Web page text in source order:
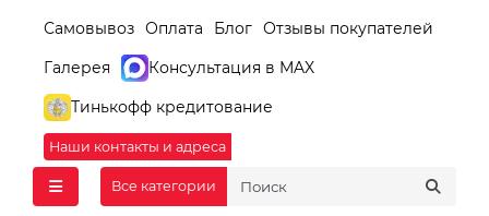
Самовывоз Оплата Блог Отзывы покупателей
Галерея
Консультация в MAX
Тинькофф кредитование
Наши контакты и адреса
Все категории